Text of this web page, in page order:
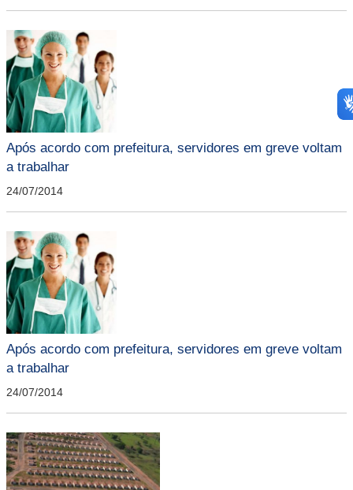
Após acordo com prefeitura, servidores em greve voltam
a trabalhar
24/07/2014
Após acordo com prefeitura, servidores em greve voltam
a trabalhar
24/07/2014